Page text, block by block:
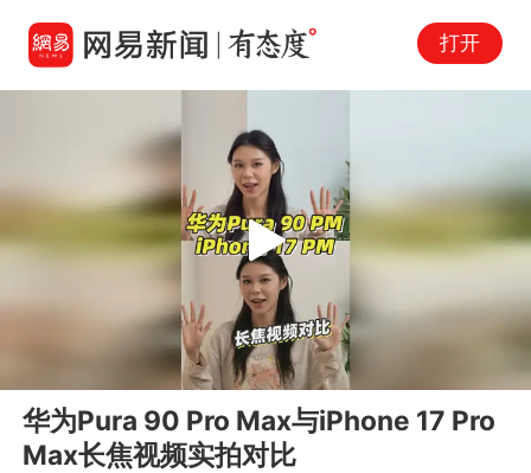
打开
Play
华为Pura 90 Pro Max与iPhone 17 Pro
Max长焦视频实拍对比